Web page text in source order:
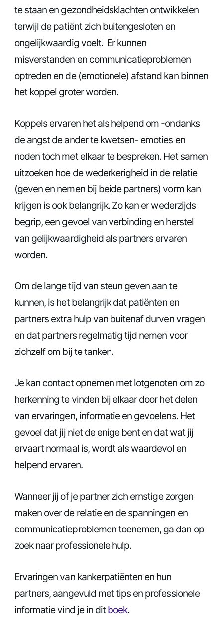
te staan en gezondheidsklachten ontwikkelen
terwijl de patiënt zich buitengesloten en
ongelijkwaardig voelt. Er kunnen
misverstanden en communicatieproblemen
optreden en de (emotionele) afstand kan binnen
het koppel groter worden.
Koppels ervaren het als helpend om -ondanks
de angst de ander te kwetsen- emoties en
noden toch met elkaar te bespreken. Het samen
uitzoeken hoe de wederkerigheid in de relatie
(geven en nemen bij beide partners) vorm kan
krijgen is ook belangrijk. Zo kan er wederzijds
begrip, een gevoel van verbinding en herstel
van gelijkwaardigheid als partners ervaren
worden.
Om de lange tijd van steun geven aan te
kunnen, is het belangrijk dat patiënten en
partners extra hulp van buitenaf durven vragen
en dat partners regelmatig tijd nemen voor
zichzelf om bij te tanken.
Je kan contact opnemen met lotgenoten om zo
herkenning te vinden bij elkaar door het delen
van ervaringen, informatie en gevoelens. Het
gevoel dat jij niet de enige bent en dat wat jij
ervaart normaal is, wordt als waardevol en
helpend ervaren.
Wanneer jij of je partner zich ernstige zorgen
maken over de relatie en de spanningen en
communicatieproblemen toenemen, ga dan op
zoek naar professionele hulp.
Ervaringen van kankerpatiënten en hun
partners, aangevuld met tips en professionele
informatie vind je in dit boek.